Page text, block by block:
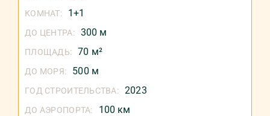
КОМНАТ: 1+1
ДО ЦЕНТРА: 300 м
ПЛОЩАДЬ: 70 м²
ДО МОРЯ: 500 м
ГОД СТРОИТЕЛЬСТВА: 2023
ДО АЭРОПОРТА: 100 км